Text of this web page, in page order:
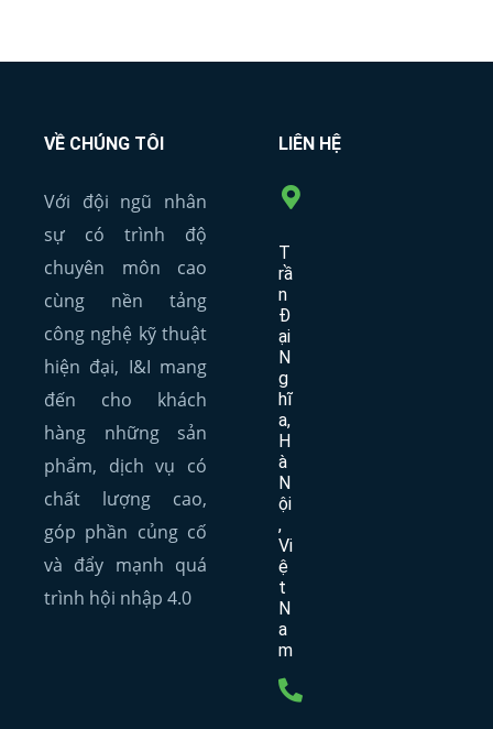
VỀ CHÚNG TÔI
Với đội ngũ nhân
sự có trình độ
chuyên môn cao
cùng nền tảng
công nghệ kỹ thuật
hiện đại, I&I mang
đến cho khách
hàng những sản
phẩm, dịch vụ có
chất lượng cao,
góp phần củng cố
và đẩy mạnh quá
trình hội nhập 4.0
LIÊN HỆ
T
rầ
n
Đ
ại
N
g
hĩ
a,
H
à
N
ội
,
Vi
ệ
t
N
a
m